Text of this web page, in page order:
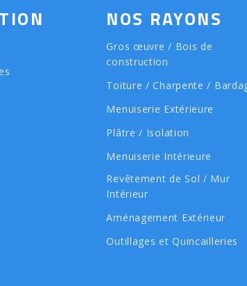
NOS RAYONS
Gros œuvre / Bois de
construction
Toiture / Charpente /
Menuiserie Extérieure
Plâtre / Isolation
Menuiserie Intérieure
Revêtement de Sol / Mur
Intérieur
Aménagement Extérieur
Outillages et Quincailleries